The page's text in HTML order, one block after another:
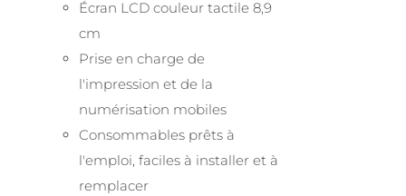
Écran LCD couleur tactile 8,9
cm
Prise en charge de
l'impression et de la
numérisation mobiles
Consommables prêts à
l'emploi, faciles à installer et à
remplacer